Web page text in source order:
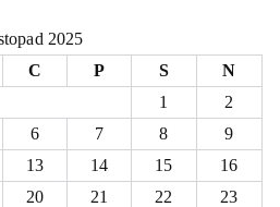
2025
C P S
N
1
2
6 7 8
9
13 14 15
16
20 21 22
23